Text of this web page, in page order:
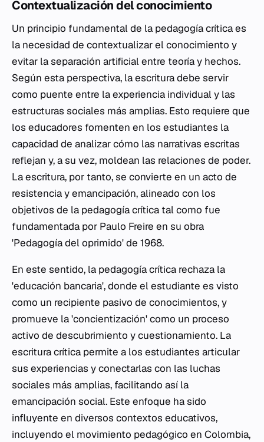
Contextualización del conocimiento
Un principio fundamental de la pedagogía crítica es
la necesidad de contextualizar el conocimiento y
evitar la separación artificial entre teoría y hechos.
Según esta perspectiva, la escritura debe servir
como puente entre la experiencia individual y las
estructuras sociales más amplias. Esto requiere que
los educadores fomenten en los estudiantes la
capacidad de analizar cómo las narrativas escritas
reflejan y, a su vez, moldean las relaciones de poder.
La escritura, por tanto, se convierte en un acto de
resistencia y emancipación, alineado con los
objetivos de la pedagogía crítica tal como fue
fundamentada por Paulo Freire en su obra
'Pedagogía del oprimido' de 1968.
En este sentido, la pedagogía crítica rechaza la
'educación bancaria', donde el estudiante es visto
como un recipiente pasivo de conocimientos, y
promueve la 'concientización' como un proceso
activo de descubrimiento y cuestionamiento. La
escritura crítica permite a los estudiantes articular
sus experiencias y conectarlas con las luchas
sociales más amplias, facilitando así la
emancipación social. Este enfoque ha sido
influyente en diversos contextos educativos,
incluyendo el movimiento pedagógico en Colombia,